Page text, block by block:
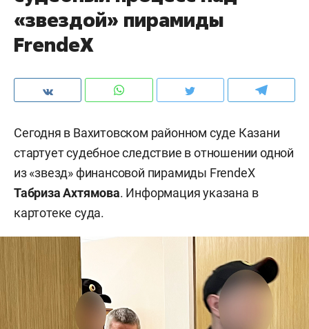
«звездой» пирамиды
FrendeX
Сегодня в Вахитовском районном суде Казани
стартует судебное следствие в отношении одной
из «звезд» финансовой пирамиды FrendeX
Табриза Ахтямова. Информация указана в
картотеке суда.